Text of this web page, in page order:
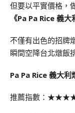
但要以平實價格，
《Pa Pa Rice 義大
不僅有出色的招牌
瞬間空降台北燉飯
Pa Pa Rice 義大利
推薦指數：